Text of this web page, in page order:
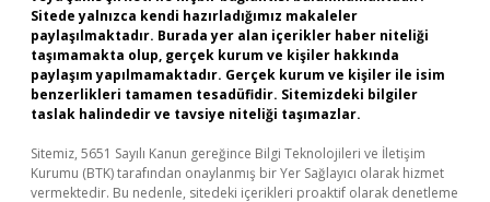
Sitede yalnızca kendi hazırladığımız makaleler
paylaşılmaktadır. Burada yer alan içerikler haber niteliği
taşımamakta olup, gerçek kurum ve kişiler hakkında
paylaşım yapılmamaktadır. Gerçek kurum ve kişiler ile isim
benzerlikleri tamamen tesadüfidir. Sitemizdeki bilgiler
taslak halindedir ve tavsiye niteliği taşımazlar.
Sitemiz, 5651 Sayılı Kanun gereğince Bilgi Teknolojileri ve İletişim
Kurumu (BTK) tarafından onaylanmış bir Yer Sağlayıcı olarak hizmet
vermektedir. Bu nedenle, sitedeki içerikleri proaktif olarak denetleme